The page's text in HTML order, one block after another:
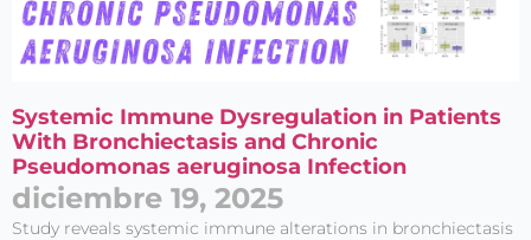
Systemic Immune Dysregulation in Patients
With Bronchiectasis and Chronic
Pseudomonas aeruginosa Infection
diciembre 19, 2025
Study reveals systemic immune alterations in bronchiectasis